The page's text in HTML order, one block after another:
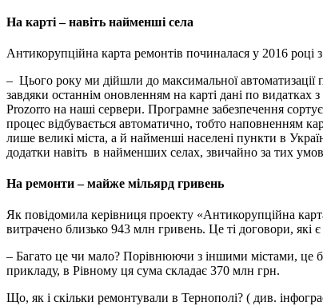
На карті – навіть найменші села
Антикорупційна карта ремонтів починалася у 2016 році
– Цього року ми дійшли до максимальної автоматизації
завдяки останнім оновленням на карті дані по
Prozorro на наші сервери. Програмне забезпечення
процес відбувається автоматично, тобто наповненням
лише великі міста, а й найменші населені пункти в
додатки навіть в найменших селах, звичайно за тих
На ремонти – майже мільярд гривень
Як повідомила керівниця проекту «Антикорупційна
витрачено близько 943 млн гривень. Це ті договори, які є
– Багато це чи мало? Порівнюючи з іншими містами, це
прикладу, в Рівному ця сума складає 370 млн грн.
Що, як і скільки ремонтували в Тернополі? ( див.